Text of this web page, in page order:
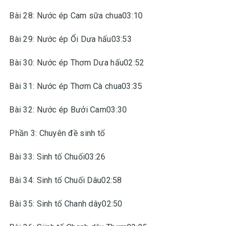
Bài 28: Nước ép Cam sữa chua03:10
Bài 29: Nước ép Ổi Dưa hấu03:53
Bài 30: Nước ép Thơm Dưa hấu02:52
Bài 31: Nước ép Thơm Cà chua03:35
Bài 32: Nước ép Bưởi Cam03:30
Phần 3: Chuyên đề sinh tố
Bài 33: Sinh tố Chuối03:26
Bài 34: Sinh tố Chuối Dâu02:58
Bài 35: Sinh tố Chanh dây02:50